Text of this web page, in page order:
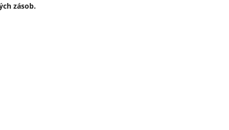
zásob.
německého obranného rozpočtu a